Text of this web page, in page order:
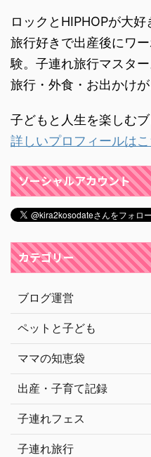
ロックとHIPHOPが大好
旅行好きで出産後にワ
験。子連れ旅行マスター
旅行・外食・お出かけが
子どもと人生を楽しむブ
詳しいプロフィールは
ソーシャルアカウント
カテゴリー
ブログ運営
ペットと子ども
ママの知恵袋
出産・子育て記録
子連れフェス
子連れ旅行